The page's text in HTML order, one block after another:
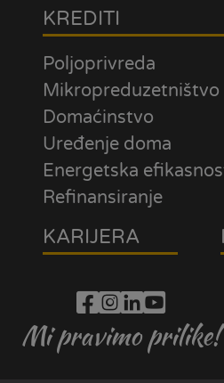
KREDITI
Poljoprivreda
Mikropreduzetništvo
Domaćinstvo
Uređenje doma
Energetska
Refinansiranje
KARIJERA
Mi pravimo prilike!